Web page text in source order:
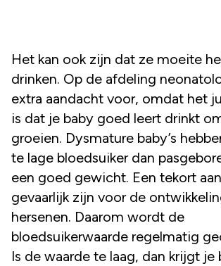
Het kan ook zijn dat ze moeite
drinken. Op de afdeling
extra aandacht voor, omdat het
is dat je baby goed leert drinkt
groeien. Dysmature baby’s
te lage bloedsuiker dan
een goed gewicht. Een tekort
gevaarlijk zijn voor de
hersenen. Daarom wordt de
bloedsuikerwaarde regelmatig
Is de waarde te laag, dan krijgt je